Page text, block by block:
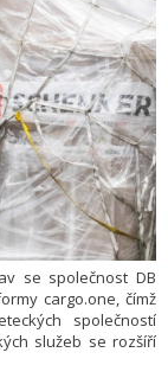
se společnost DB
cargo.one, čímž
společností
služeb se rozšíří